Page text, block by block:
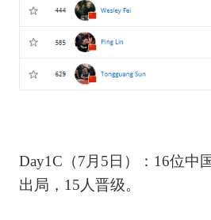
Day1C（7月5日）：16位中
出局，15人晋级。